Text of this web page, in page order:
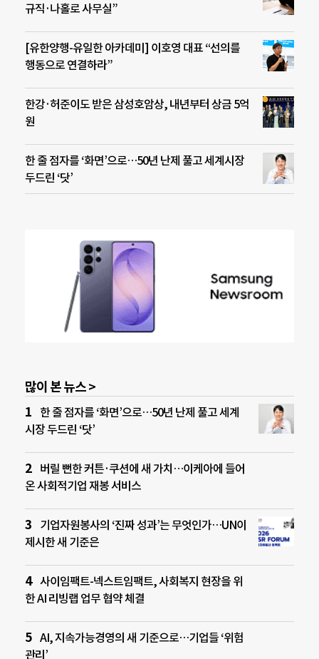
규직·나홀로 사무실”
[유한양행-유일한 아카데미] 이호영 대표 “선의를
행동으로 연결하라”
한강·허준이도 받은 삼성호암상, 내년부터 상금 5억
원
한 줄 점자를 ‘화면’으로…50년 난제 풀고 세계시장
두드린 ‘닷’
많이 본 뉴스 >
한 줄 점자를 ‘화면’으로…50년 난제 풀고 세계
시장 두드린 ‘닷’
버릴 뻔한 커튼·쿠션에 새 가치…이케아에 들어
온 사회적기업 재봉 서비스
기업자원봉사의 ‘진짜 성과’는 무엇인가…UN이
제시한 새 기준은
사이임팩트-넥스트임팩트, 사회복지 현장을 위
한 AI 리빙랩 업무 협약 체결
AI, 지속가능경영의 새 기준으로…기업들 ‘위험
관리’